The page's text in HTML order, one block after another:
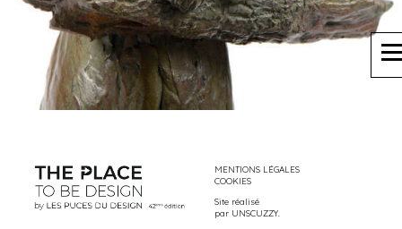
MENTIONS LÉGALES
COOKIES
Site réalisé
par UNSCUZZY